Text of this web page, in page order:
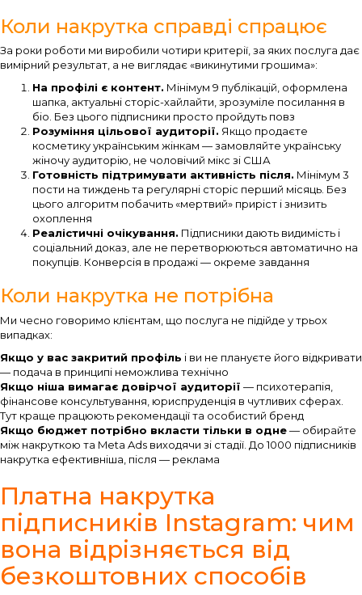
Коли накрутка справді спрацює
За роки роботи ми виробили чотири критерії, за яких послуга дає
вимірний результат, а не виглядає «викинутими грошима»:
На профілі є контент. Мінімум 9 публікацій, оформлена
шапка, актуальні сторіс-хайлайти, зрозуміле посилання в
біо. Без цього підписники просто пройдуть повз
Розуміння цільової аудиторії. Якщо продаєте
косметику українським жінкам — замовляйте українську
жіночу аудиторію, не чоловічий мікс зі США
Готовність підтримувати активність після. Мінімум 3
пости на тиждень та регулярні сторіс перший місяць. Без
цього алгоритм побачить «мертвий» приріст і знизить
охоплення
Реалістичні очікування. Підписники дають видимість і
соціальний доказ, але не перетворюються автоматично на
покупців. Конверсія в продажі — окреме завдання
Коли накрутка не потрібна
Ми чесно говоримо клієнтам, що послуга не підійде у трьох
випадках:
Якщо у вас закритий профіль і ви не плануєте його відкривати
— подача в принципі неможлива технічно
Якщо ніша вимагає довірчої аудиторії — психотерапія,
фінансове консультування, юриспруденція в чутливих сферах.
Тут краще працюють рекомендації та особистий бренд
Якщо бюджет потрібно вкласти тільки в одне— обирайте
між накруткою та Meta Ads виходячи зі стадії. До 1000 підписників
накрутка ефективніша, після — реклама
Платна накрутка
підписників Instagram: чим
вона відрізняється від
безкоштовних способів